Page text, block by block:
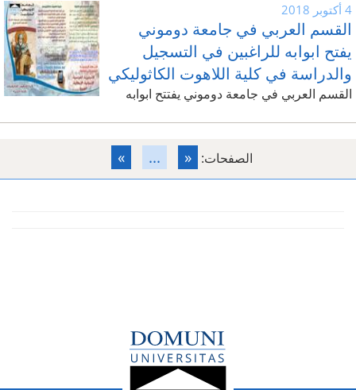
4 أكتوبر 2018
القسم العربي في جامعة دوموني
يفتح ابوابه للراغبين في التسجيل
والدراسة في كلية اللاهوت الكاثوليكي
القسم العربي في جامعة دوموني يفتتح ابوابه
الصفحات: «
...
»